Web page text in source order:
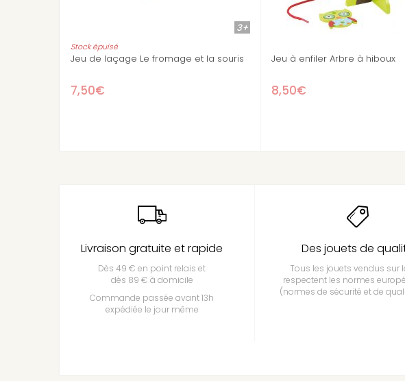
et la souris Jeu à enfiler Arbre à hiboux Lassanimo - jeu
Livraison gratuite et rapide
Dès 49 € en point relais et
dès 89 € à domicile
Commande passée avant 13h
expédiée le jour même
Des jouets de
Tous les jouets vendus sur
respectent les normes
(normes de sécurité et de